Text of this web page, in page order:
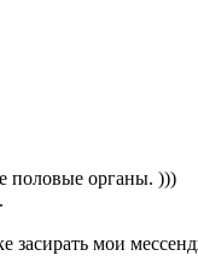
половые органы. )))
засирать мои